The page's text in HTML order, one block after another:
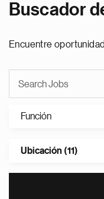
Buscador
Encuentre
Función
Ubicación (11)